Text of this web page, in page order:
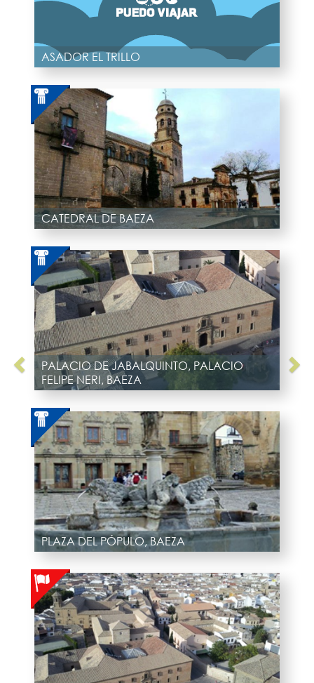
ASADOR EL TRILLO
CATEDRAL DE BAEZA
PALACIO DE JABALQUINTO, PALACIO
FELIPE NERI, BAEZA
PLAZA DEL PÓPULO, BAEZA